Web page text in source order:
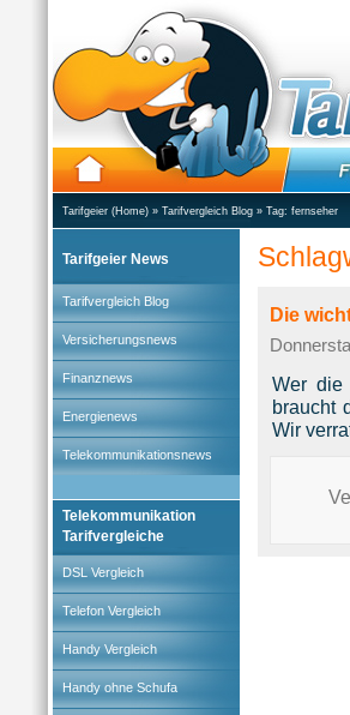
Tarifgeier (Home) » Tarifvergleich Blog » Tag: fernseher
Tarifgeier News
Tarifvergleich Blog
Versicherungsnews
Finanznews
Energienews
Telekommunikationsnews
Telekommunikation
Tarifvergleiche
DSL Vergleich
Telefon Vergleich
Handy Vergleich
Handy ohne Schufa
Die
Wer die
braucht
Wir